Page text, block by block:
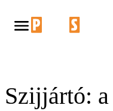
Szijjártó: